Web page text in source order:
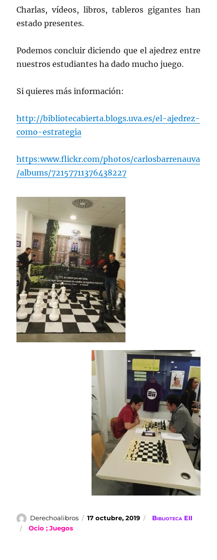
Charlas, vídeos, libros, tableros gigantes han
estado presentes.
Podemos concluir diciendo que el ajedrez entre
nuestros estudiantes ha dado mucho juego.
Si quieres más información:
http://bibliotecabierta.blogs.uva.es/el-ajedrez-
como-estrategia
https:www.flickr.com/photos/carlosbarrenauva
/albums/72157711376438227
Autor
Derechoalibros
Publicado
17 octubre, 2019 Categorías
Biblioteca EII
Etiquetas
Ocio ; Juegos